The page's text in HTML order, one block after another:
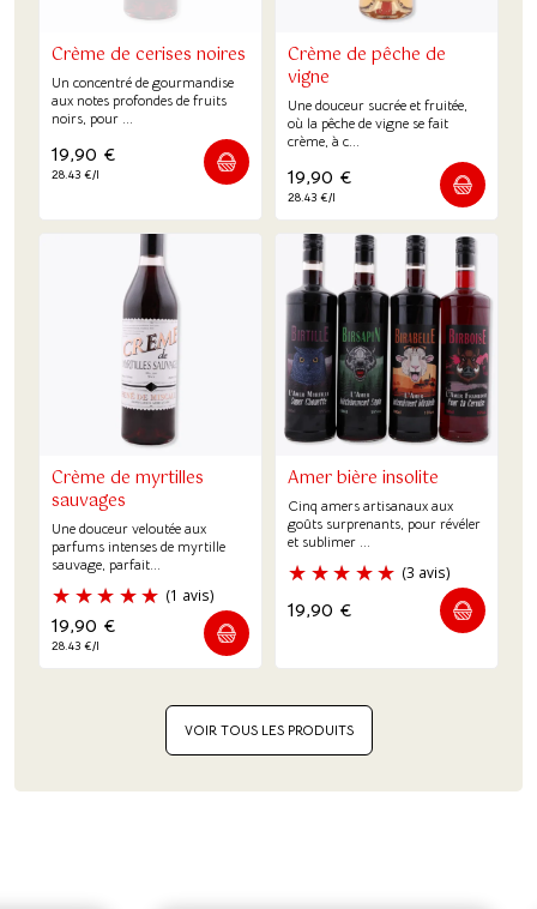
Crème de cerises noires
Un concentré de gourmandise
aux notes profondes de fruits
noirs, pour ...
19,90 €
28.43 €/l
Crème de pêche de
vigne
Une douceur sucrée et fruitée,
où la pêche de vigne se fait
crème, à c...
19,90 €
28.43 €/l
Crème de myrtilles
sauvages
Une douceur veloutée aux
parfums intenses de myrtille
sauvage, parfait...
19,90 €
28.43 €/l
Amer bière insolite
Cinq amers artisanaux aux
goûts surprenants, pour révéler
et sublimer ...
19,90 €
VOIR TOUS LES PRODUITS